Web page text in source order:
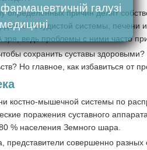
определенных причин делят
сосудистой системы,
зря, ведь проблемы с ними часто
сохранить суставы
Но главное, как избавиться от
костно-мышечной системы по
поражения суставного
% населения Земного шара.
представители совершенно
галузі